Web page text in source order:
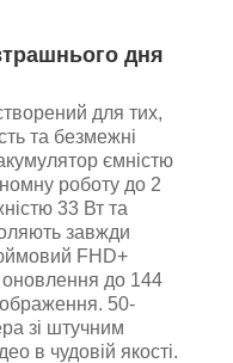
дня
для тих,
та безмежні
ємністю
роботу до 2
33 Вт та
завжди
FHD+
до 144
50-
зі штучним
в чудовій якості.